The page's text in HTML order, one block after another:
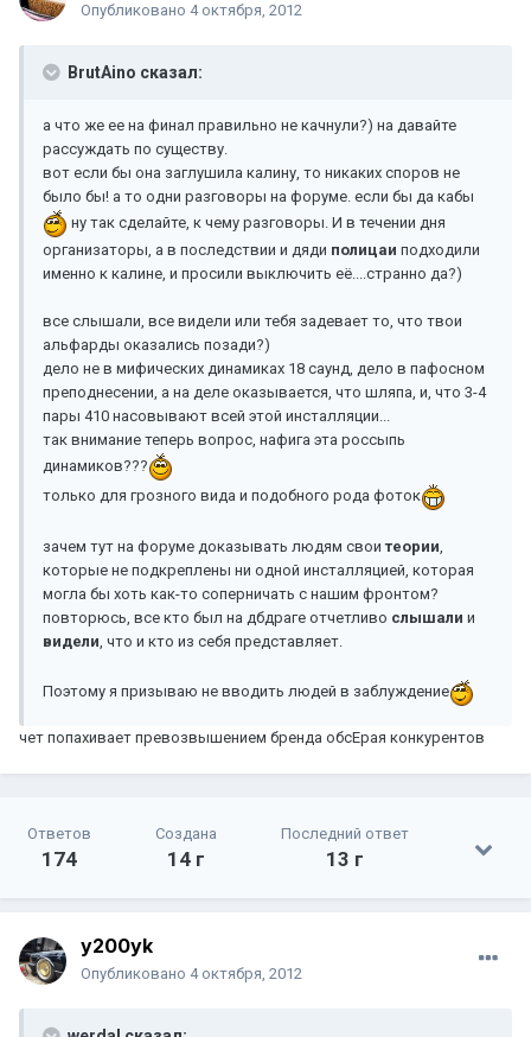
Опубликовано 4 октября, 2012
BrutAino сказал:
а что же ее на финал правильно не качнули?) на давайте
рассуждать по существу.
вот если бы она заглушила калину, то никаких споров не
было бы! а то одни разговоры на форуме. если бы да кабы
ну так сделайте, к чему разговоры. И в течении дня
организаторы, а в последствии и дяди полицаи подходили
именно к калине, и просили выключить её....странно да?)
все слышали, все видели или тебя задевает то, что твои
альфарды оказались позади?)
дело не в мифических динамиках 18 саунд, дело в пафосном
преподнесении, а на деле оказывается, что шляпа, и, что 3-4
пары 410 насовывают всей этой инсталляции...
так внимание теперь вопрос, нафига эта россыпь
динамиков???
только для грозного вида и подобного рода фоток
зачем тут на форуме доказывать людям своитеории,
которые не подкреплены ни одной инсталляцией, которая
могла бы хоть как-то соперничать с нашим фронтом?
повторюсь, все кто был на дбдраге отчетливо слышали и
видели, что и кто из себя представляет.
Поэтому я призываю не вводить людей в заблуждение
чет попахивает превозвышением бренда обсЕрая конкурентов
Ответов
174
Создана
14 г
Последний ответ
13 г
y200yk
Опубликовано 4 октября, 2012